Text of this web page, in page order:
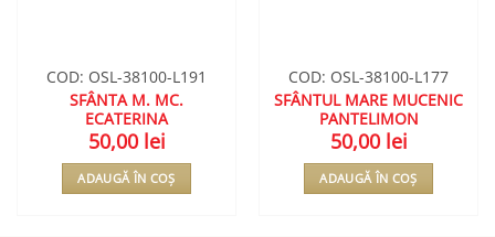
COD: OSL-38100-L191
SFÂNTA M. MC.
ECATERINA
50,00 lei
ADAUGĂ ÎN COȘ
COD: OSL-38100-L177
SFÂNTUL MARE MUCENIC
PANTELIMON
50,00 lei
ADAUGĂ ÎN COȘ